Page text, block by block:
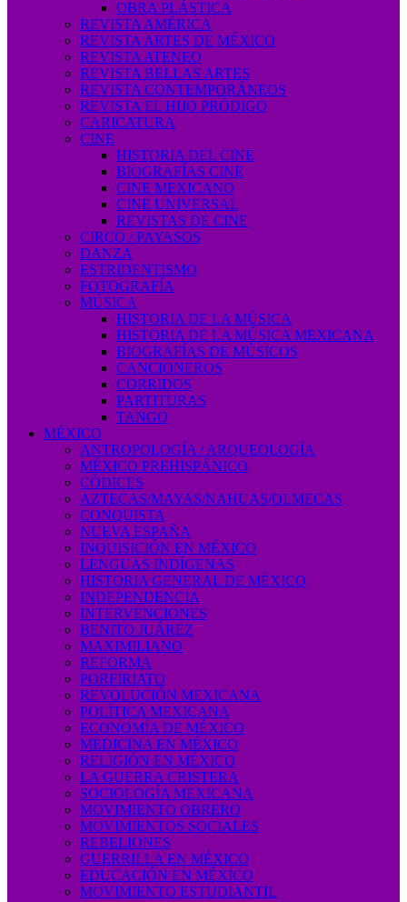
OBRA PLÁSTICA
REVISTA AMÉRICA
REVISTA ARTES DE MÉXICO
REVISTA ATENEO
REVISTA BELLAS ARTES
REVISTA CONTEMPORÁNEOS
REVISTA EL HIJO PRÓDIGO
CARICATURA
CINE
HISTORIA DEL CINE
BIOGRAFÍAS CINE
CINE MEXICANO
CINE UNIVERSAL
REVISTAS DE CINE
CIRCO / PAYASOS
DANZA
ESTRIDENTISMO
FOTOGRAFÍA
MÚSICA
HISTORIA DE LA MÚSICA
HISTORIA DE LA MÚSICA MEXICANA
BIOGRAFÍAS DE MÚSICOS
CANCIONEROS
CORRIDOS
PARTITURAS
TANGO
MÉXICO
ANTROPOLOGÍA / ARQUEOLOGÍA
MÉXICO PREHISPÁNICO
CÓDICES
AZTECAS/MAYAS/NAHUAS/OLMECAS
CONQUISTA
NUEVA ESPAÑA
INQUISICIÓN EN MÉXICO
LENGUAS INDÍGENAS
HISTORIA GENERAL DE MÉXICO
INDEPENDENCIA
INTERVENCIONES
BENITO JUÁREZ
MAXIMILIANO
REFORMA
PORFIRIATO
REVOLUCIÓN MEXICANA
POLÍTICA MEXICANA
ECONOMÍA DE MÉXICO
MEDICINA EN MÉXICO
RELIGIÓN EN MÉXICO
LA GUERRA CRISTERA
SOCIOLOGÍA MEXICANA
MOVIMIENTO OBRERO
MOVIMIENTOS SOCIALES
REBELIONES
GUERRILLA EN MÉXICO
EDUCACIÓN EN MÉXICO
MOVIMIENTO ESTUDIANTIL